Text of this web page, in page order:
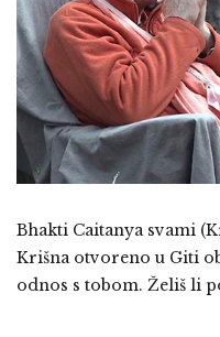
Bhakti Caitanya svami
Krišna otvoreno u Giti
odnos s tobom. Želiš li